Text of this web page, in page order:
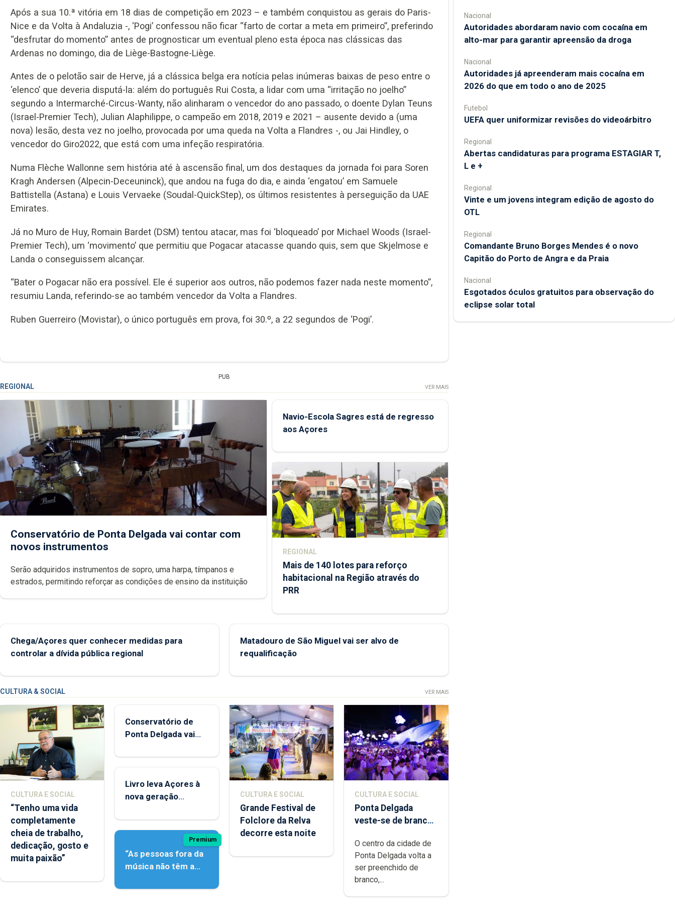
Após a sua 10.ª vitória em 18 dias de competição em 2023 – e também conquistou as gerais do Paris-
Nice e da Volta à Andaluzia -, ‘Pogi’ confessou não ficar “farto de cortar a meta em primeiro”, preferindo
“desfrutar do momento” antes de prognosticar um eventual pleno esta época nas clássicas das
Ardenas no domingo, dia de Liège-Bastogne-Liège.
Antes de o pelotão sair de Herve, já a clássica belga era notícia pelas inúmeras baixas de peso entre o
‘elenco’ que deveria disputá-la: além do português Rui Costa, a lidar com uma “irritação no joelho”
segundo a Intermarché-Circus-Wanty, não alinharam o vencedor do ano passado, o doente Dylan Teuns
(Israel-Premier Tech), Julian Alaphilippe, o campeão em 2018, 2019 e 2021 – ausente devido a (uma
nova) lesão, desta vez no joelho, provocada por uma queda na Volta a Flandres -, ou Jai Hindley, o
vencedor do Giro2022, que está com uma infeção respiratória.
Numa Flèche Wallonne sem história até à ascensão final, um dos destaques da jornada foi para Soren
Kragh Andersen (Alpecin-Deceuninck), que andou na fuga do dia, e ainda ‘engatou’ em Samuele
Battistella (Astana) e Louis Vervaeke (Soudal-QuickStep), os últimos resistentes à perseguição da UAE
Emirates.
Já no Muro de Huy, Romain Bardet (DSM) tentou atacar, mas foi ‘bloqueado’ por Michael Woods (Israel-
Premier Tech), um ‘movimento’ que permitiu que Pogacar atacasse quando quis, sem que Skjelmose e
Landa o conseguissem alcançar.
“Bater o Pogacar não era possível. Ele é superior aos outros, não podemos fazer nada neste momento”,
resumiu Landa, referindo-se ao também vencedor da Volta a Flandres.
Ruben Guerreiro (Movistar), o único português em prova, foi 30.º, a 22 segundos de ‘Pogi’.
PUB
REGIONAL VER MAIS
Conservatório de Ponta Delgada vai contar com
novos instrumentos
Serão adquiridos instrumentos de sopro, uma harpa, tímpanos e
estrados, permitindo reforçar as condições de ensino da instituição
Navio-Escola Sagres está de regresso
aos Açores
REGIONAL
Mais de 140 lotes para reforço
habitacional na Região através do
PRR
Chega/Açores quer conhecer medidas para
controlar a dívida pública regional
Matadouro de São Miguel vai ser alvo de
requalificação
CULTURA & SOCIAL VER MAIS
CULTURA E SOCIAL
“Tenho uma vida
completamente
cheia de trabalho,
dedicação, gosto e
muita paixão”
Conservatório de
Ponta Delgada vai
instrumentos
Livro leva Açores à
nova geração
Premium
“As pessoas fora da
música não têm a
é produzir uma
CULTURA E SOCIAL
Grande Festival de
Folclore da Relva
decorre esta noite
CULTURA E SOCIAL
Ponta Delgada
veste-se de branco
O centro da cidade de
Ponta Delgada volta a
ser preenchido de
branco,...
Nacional
Autoridades abordaram navio com cocaína em
alto-mar para garantir apreensão da droga
Nacional
Autoridades já apreenderam mais cocaína em
2026 do que em todo o ano de 2025
Futebol
UEFA quer uniformizar revisões do videoárbitro
Regional
Abertas candidaturas para programa ESTAGIAR T,
L e +
Regional
Vinte e um jovens integram edição de agosto do
OTL
Regional
Comandante Bruno Borges Mendes é o novo
Capitão do Porto de Angra e da Praia
Nacional
Esgotados óculos gratuitos para observação do
eclipse solar total